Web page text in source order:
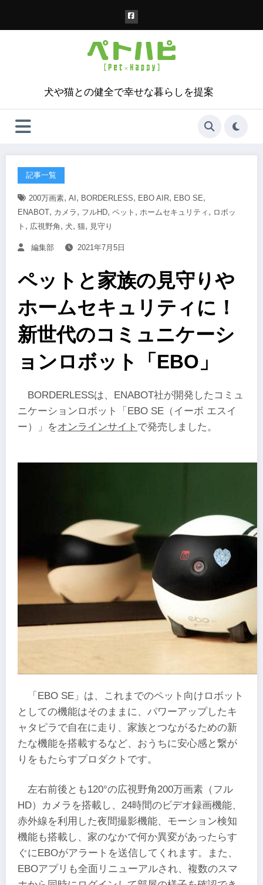
犬や猫との健全で幸せな暮らしを提案
記事一覧
200万画素, AI , BORDERLESS, EBO AIR, EBO SE,
ENABOT, カメラ , フルHD, ペット , ホームセキュリティ , ロボッ
ト , 広視野角 , 犬, 猫, 見守り
編集部 2021年7月5日
ペットと家族の見守りや
ホームセキュリティに！
新世代のコミュニケーシ
ョンロボット「EBO」
BORDERLESSは、ENABOT社が開発したコミュ
ニケーションロボット「EBO SE（イーボ エスイ
ー）」をオンラインサイト で発売しました。
「EBO SE」は、これまでのペット向けロボット
としての機能はそのままに、パワーアップしたキ
ャタピラで⾃在に⾛り、家族とつながるための新
たな機能を搭載するなど、おうちに安⼼感と繋が
りをもたらすプロダクトです。
左右前後とも120°の広視野角200万画素（フル
HD）カメラを搭載し、24時間のビデオ録画機能、
⾚外線を利⽤した夜間撮影機能、モーション検知
機能も搭載し、家のなかで何か異変があったらす
ぐにEBOがアラートを送信してくれます。また、
EBOアプリも全⾯リニューアルされ、複数のスマ